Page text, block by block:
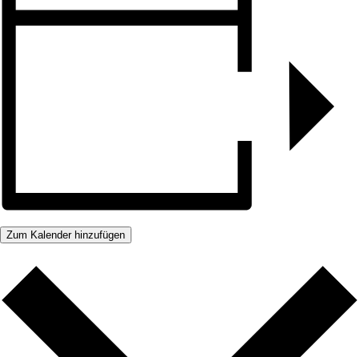
Zum Kalender hinzufügen